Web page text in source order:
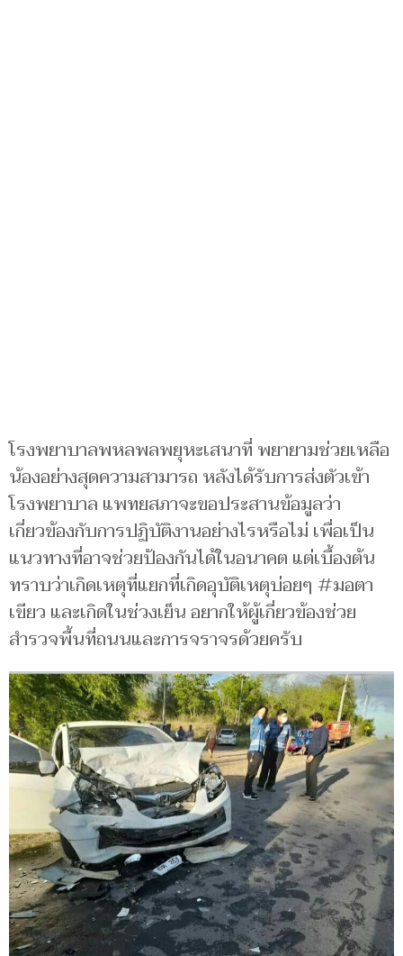
โรงพยาบาลพหลพลพยุหะเสนาที่ พยายามช่วยเหลือ
น้องอย่างสุดความสามารถ หลังได้รับการส่งตัวเข้า
โรงพยาบาล แพทยสภาจะขอประสานข้อมูลว่า
เกี่ยวข้องกับการปฏิบัติงานอย่างไรหรือไม่ เพื่อเป็น
แนวทางที่อาจช่วยป้องกันได้ในอนาคต แต่เบื้องต้น
ทราบว่าเกิดเหตุที่แยกที่เกิดอุบัติเหตุบ่อยๆ #มอตา
เขียว และเกิดในช่วงเย็น อยากให้ผู้เกี่ยวข้องช่วย
สำรวจพื้นที่ถนนและการจราจรด้วยครับ